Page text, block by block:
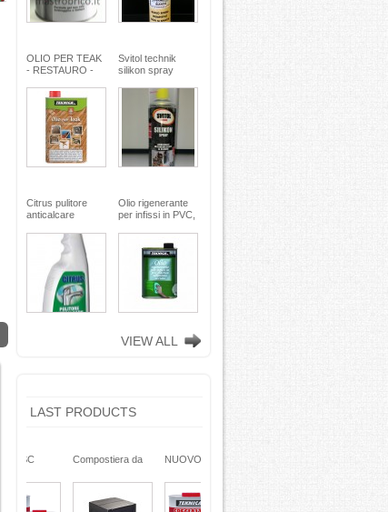
OLIO PER TEAK
- RESTAURO -
di oli pregiati -
MaxMeyer -
TEKNICA
Svitol technik
silikon spray
Citrus pulitore
anticalcare
con nebulizzatore
- faren industrie
chimiche spa
Olio rigenerante
per infissi in PVC,
TEKNICA -
TEKNICA
VIEW ALL
LAST PRODUCTS
NUOVO SC
sverniciatore
universale - tre
pini (COPY) -
Compostiera da
plastica riciclata
(polipropilene)
260 Lt. nero